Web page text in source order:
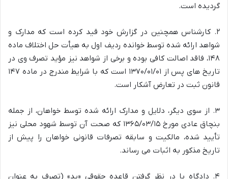
گردیده است.
۲. کارشناس همچنین در گزارش خود قید کرده است که مدارک و
شواهد ارائه شده توسط خوانده ردیف اول به هیأت حل اختلاف ماده
۱۴۸، فاقد اصالت کافی بوده و برخی از شواهد نیز مؤید تصرف وی در
تاریخ های پس از ۱۳۷۰/۰۱/۰۱ است که با شرایط مندرج در ماده ۱۴۷
قانون ثبت در تعارض آشکار است.
۳. از سوی دیگر، دلایل و مدارک ارائه شده توسط خواهان، از جمله
بنچاق عادی مورخ ۱۳۶۵/۰۳/۱۵ که صحت آن توسط شهود محلی نیز
تأیید شده، مالکیت و سابقه تصرفات قانونی خواهان را پیش از
تاریخ مذکور به اثبات می رساند.
۴. دادگاه با در نظر گرفتن قاعده حقوقی «ید» (تصرف به عنوان